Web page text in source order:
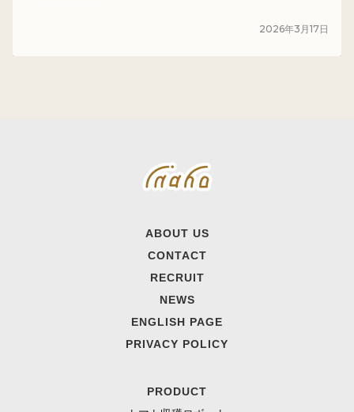
2026年3 月17日
ABOUT US
CONTACT
RECRUIT
NEWS
ENGLISH PAGE
PRIVACY POLICY
PRODUCT